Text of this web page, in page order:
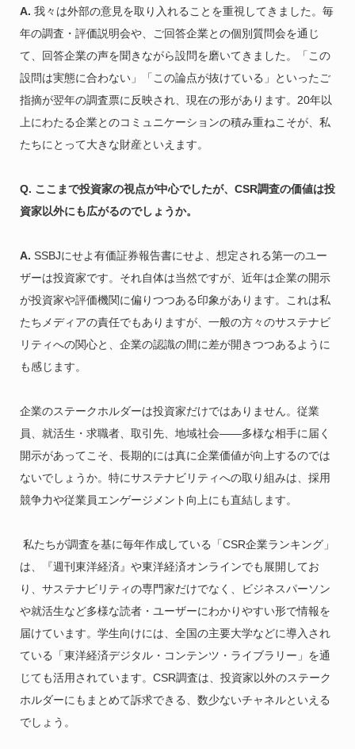
A. 我々は外部の意見を取り入れることを重視してきました。毎
年の調査・評価説明会や、ご回答企業との個別質問会を通じ
て、回答企業の声を聞きながら設問を磨いてきました。「この
設問は実態に合わない」「この論点が抜けている」といったご
指摘が翌年の調査票に反映され、現在の形があります。20年以
上にわたる企業とのコミュニケーションの積み重ねこそが、私
たちにとって大きな財産といえます。
Q. ここまで投資家の視点が中心でしたが、CSR調査の価値は投
資家以外にも広がるのでしょうか。
A. SSBJにせよ有価証券報告書にせよ、想定される第一のユー
ザーは投資家です。それ自体は当然ですが、近年は企業の開示
が投資家や評価機関に偏りつつある印象があります。これは私
たちメディアの責任でもありますが、一般の方々のサステナビ
リティへの関心と、企業の認識の間に差が開きつつあるように
も感じます。
企業のステークホルダーは投資家だけではありません。従業
員、就活生・求職者、取引先、地域社会――多様な相手に届く
開示があってこそ、長期的には真に企業価値が向上するのでは
ないでしょうか。特にサステナビリティへの取り組みは、採用
競争力や従業員エンゲージメント向上にも直結します。
私たちが調査を基に毎年作成している「CSR企業ランキング」
は、『週刊東洋経済』や東洋経済オンラインでも展開してお
り、サステナビリティの専門家だけでなく、ビジネスパーソン
や就活生など多様な読者・ユーザーにわかりやすい形で情報を
届けています。学生向けには、全国の主要大学などに導入され
ている「東洋経済デジタル・コンテンツ・ライブラリー」を通
じても活用されています。CSR調査は、投資家以外のステーク
ホルダーにもまとめて訴求できる、数少ないチャネルといえる
でしょう。